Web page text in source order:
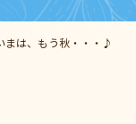
まは、もう秋・・・♪